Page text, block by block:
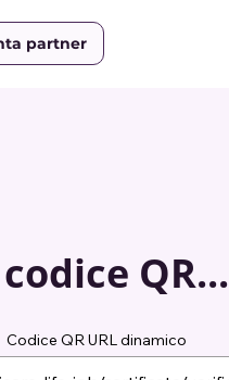
partner
QR...
Codice QR URL dinamico